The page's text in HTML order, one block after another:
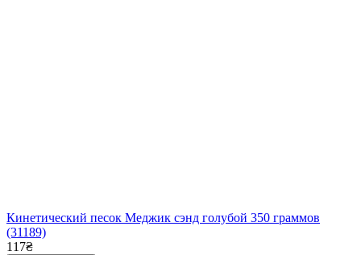
Кинетический песок Меджик сэнд голубой 350 граммов
(31189)
117₴